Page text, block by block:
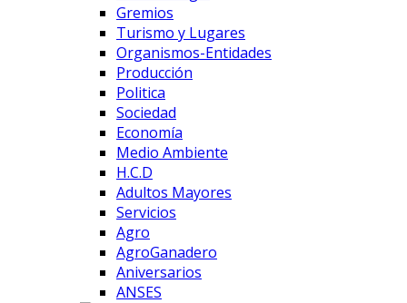
Gremios
Turismo y Lugares
Organismos-Entidades
Producción
Politica
Sociedad
Economía
Medio Ambiente
H.C.D
Adultos Mayores
Servicios
Agro
AgroGanadero
Aniversarios
ANSES